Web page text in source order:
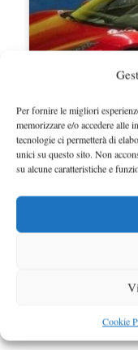
Per fornire le migliori
memorizzare e/o accedere alle
tecnologie ci permetterà di
unici su questo sito. Non
su alcune caratteristiche e
Cookie
Ferrari 458
scarico
Audi Q4 e-Tron
sostenibile, stile,
obbligatori in